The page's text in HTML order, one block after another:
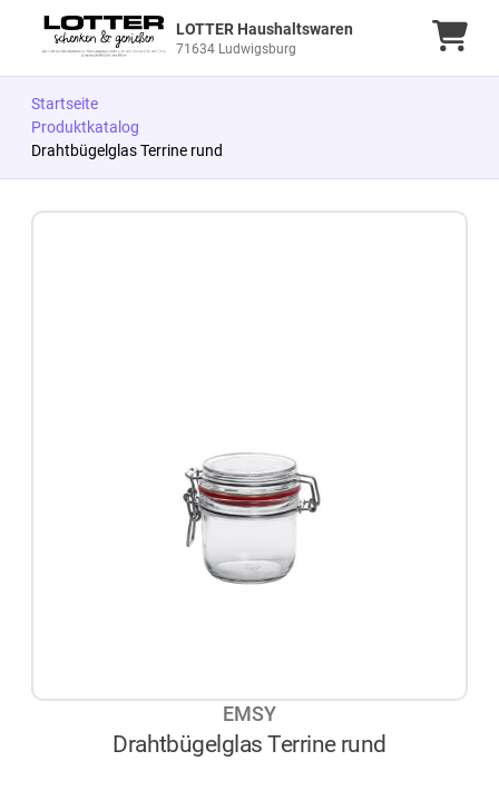
LOTTER Haushaltswaren
71634 Ludwigsburg
Startseite
Produktkatalog
Drahtbügelglas Terrine rund
EMSY
Drahtbügelglas Terrine rund